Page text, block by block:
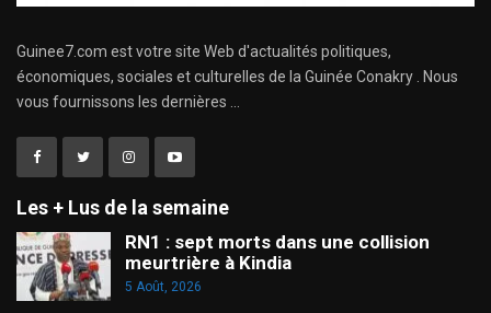
Guinee7.com est votre site Web d'actualités politiques,
économiques, sociales et culturelles de la Guinée Conakry . Nous
vous fournissons les dernières ...
Les + Lus de la semaine
RN1 : sept morts dans une collision
meurtrière à Kindia
5 Août, 2026